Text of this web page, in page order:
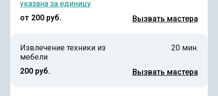
указана за единицу
от 200 руб.
Вызвать мастера
Извлечение техники из
мебели
200 руб.
20 мин.
Вызвать мастера